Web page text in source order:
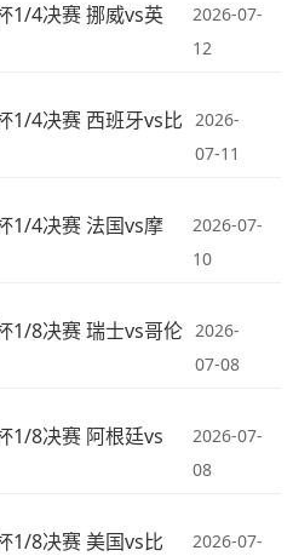
1/4决赛 挪威vs英
2026-07-
12
1/4决赛 西班牙vs比 2026-
07-11
1/4决赛 法国vs摩
2026-07-
10
1/8决赛 瑞士vs哥伦 2026-
07-08
1/8决赛 阿根廷vs
2026-07-
08
1/8决赛 美国vs比
2026-07-